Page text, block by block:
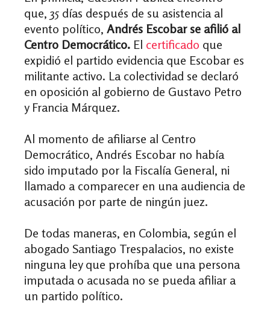
que, 35 días después de su asistencia al
evento político, Andrés Escobar se afilió al
Centro Democrático. El certificado que
expidió el partido evidencia que Escobar es
militante activo. La colectividad se declaró
en oposición al gobierno de Gustavo Petro
y Francia Márquez.
Al momento de afiliarse al Centro
Democrático, Andrés Escobar no había
sido imputado por la Fiscalía General, ni
llamado a comparecer en una audiencia de
acusación por parte de ningún juez.
De todas maneras, en Colombia, según el
abogado Santiago Trespalacios, no existe
ninguna ley que prohíba que una persona
imputada o acusada no se pueda afiliar a
un partido político.